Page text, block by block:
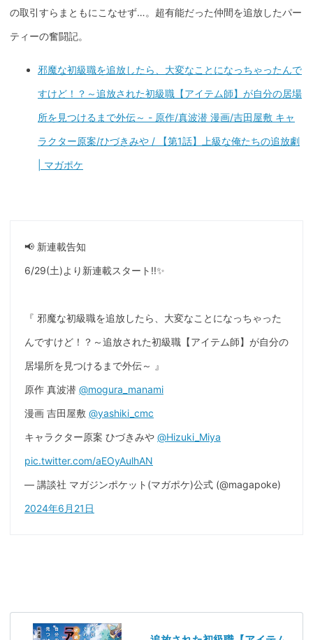
の取引すらまともにこなせず…。超有能だった仲間を追放したパー
ティーの奮闘記。
邪魔な初級職を追放したら、大変なことになっちゃったんで
すけど！？～追放された初級職【アイテム師】が自分の居場
所を見つけるまで外伝～ - 原作/真波潜 漫画/吉田屋敷 キャ
ラクター原案/ひづきみや / 【第1話】上級な俺たちの追放劇
| マガポケ
📢 新連載告知
6/29(土)より新連載スタート!!✨
『 邪魔な初級職を追放したら、大変なことになっちゃった
んですけど！？～追放された初級職【アイテム師】が自分の
居場所を見つけるまで外伝～ 』
原作 真波潜 @mogura_manami
漫画 吉田屋敷 @yashiki_cmc
キャラクター原案 ひづきみや @Hizuki_Miya
pic.twitter.com/aEOyAulhAN
— 講談社 マガジンポケット(マガポケ)公式 (@magapoke)
2024年6月21日